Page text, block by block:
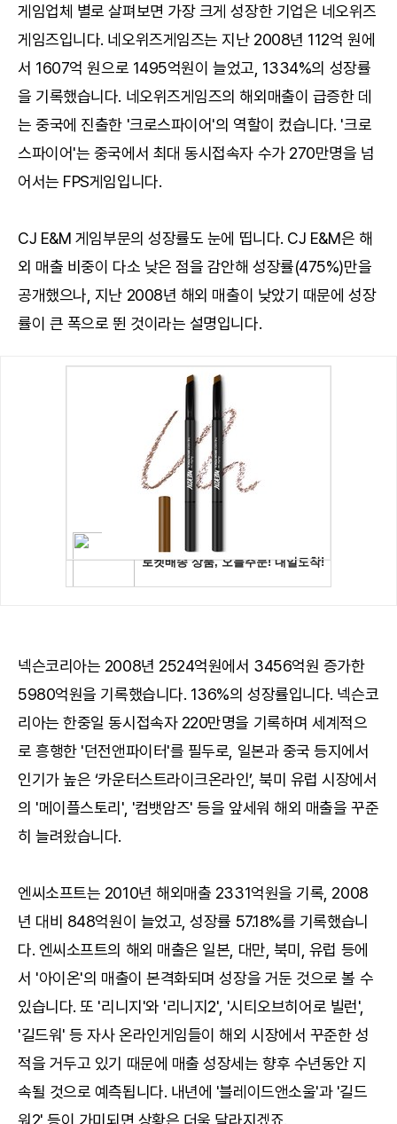
게임업체 별로 살펴보면 가장 크게 성장한 기업은 네오위즈
게임즈입니다. 네오위즈게임즈는 지난 2008년 112억 원에
서 1607억 원으로 1495억원이 늘었고, 1334%의 성장률
을 기록했습니다. 네오위즈게임즈의 해외매출이 급증한 데
는 중국에 진출한 '크로스파이어'의 역할이 컸습니다. '크로
스파이어'는 중국에서 최대 동시접속자 수가 270만명을 넘
어서는 FPS게임입니다.
CJ E&M 게임부문의 성장률도 눈에 띱니다. CJ E&M은 해
외 매출 비중이 다소 낮은 점을 감안해 성장률(475%)만을
공개했으나, 지난 2008년 해외 매출이 낮았기 때문에 성장
률이 큰 폭으로 뛴 것이라는 설명입니다.
넥슨코리아는 2008년 2524억원에서 3456억원 증가한
5980억원을 기록했습니다. 136%의 성장률입니다. 넥슨코
리아는 한중일 동시접속자 220만명을 기록하며 세계적으
로 흥행한 '던전앤파이터'를 필두로, 일본과 중국 등지에서
인기가 높은 ‘카운터스트라이크온라인’, 북미 유럽 시장에서
의 '메이플스토리', '컴뱃암즈' 등을 앞세워 해외 매출을 꾸준
히 늘려왔습니다.
엔씨소프트는 2010년 해외매출 2331억원을 기록, 2008
년 대비 848억원이 늘었고, 성장률 57.18%를 기록했습니
다. 엔씨소프트의 해외 매출은 일본, 대만, 북미, 유럽 등에
서 '아이온'의 매출이 본격화되며 성장을 거둔 것으로 볼 수
있습니다. 또 '리니지'와 '리니지2', '시티오브히어로 빌런',
'길드워' 등 자사 온라인게임들이 해외 시장에서 꾸준한 성
적을 거두고 있기 때문에 매출 성장세는 향후 수년동안 지
속될 것으로 예측됩니다. 내년에 '블레이드앤소울'과 '길드
워2' 등이 가미되면 상황은 더욱 달라지겠죠.